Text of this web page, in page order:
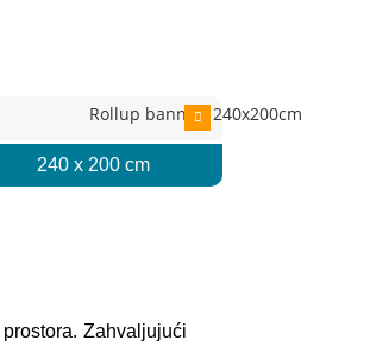
240 x 200 cm
Zahvaljujući